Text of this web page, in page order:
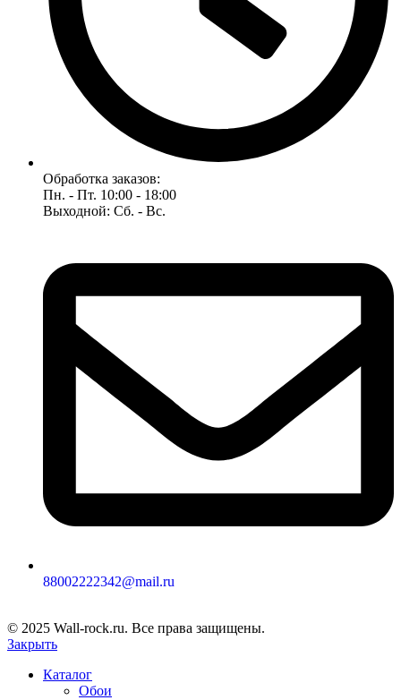
Обработка заказов:
Пн. - Пт. 10:00 - 18:00
Выходной: Сб. - Вс.
88002222342@mail.ru
© 2025 Wall-rock.ru. Все права защищены.
Закрыть
Каталог
Обои